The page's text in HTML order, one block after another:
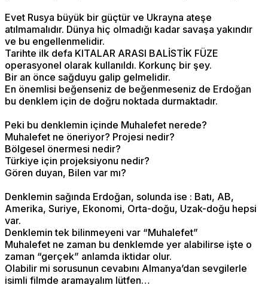
Evet Rusya büyük bir güçtür ve Ukrayna ateşe
atılmamalıdır. Dünya hiç olmadığı kadar savaşa yakındır
ve bu engellenmelidir.
Tarihte ilk defa KITALAR ARASI BALİSTİK FÜZE
operasyonel olarak kullanıldı. Korkunç bir şey.
Bir an önce sağduyu galip gelmelidir.
En önemlisi beğenseniz de beğenmeseniz de Erdoğan
bu denklem için de doğru noktada durmaktadır.
Peki bu denklemin içinde Muhalefet nerede?
Muhalefet ne öneriyor? Projesi nedir?
Bölgesel önermesi nedir?
Türkiye için projeksiyonu nedir?
Gören duyan, Bilen var mı?
Denklemin sağında Erdoğan, solunda ise : Batı, AB,
Amerika, Suriye, Ekonomi, Orta-doğu, Uzak-doğu hepsi
var.
Denklemin tek bilinmeyeni var “Muhalefet”
Muhalefet ne zaman bu denklemde yer alabilirse işte o
zaman “gerçek” anlamda iktidar olur.
Olabilir mi sorusunun cevabını Almanya’dan sevgilerle
isimli filmde aramayalım lütfen…